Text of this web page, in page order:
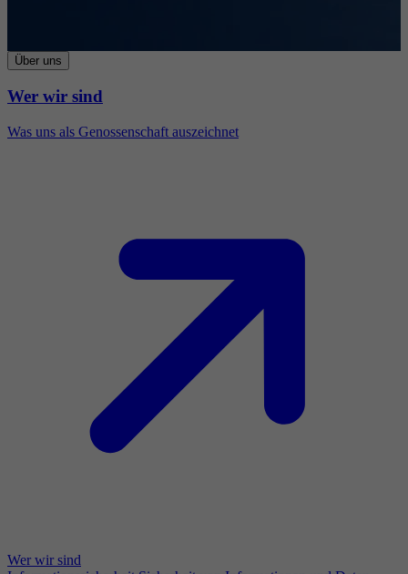
Über uns
Wer wir sind
Was uns als Genossenschaft auszeichnet
Wer wir sind